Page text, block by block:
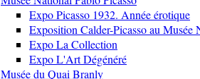
Expo Picasso 1932. Année érotique
Exposition Calder-Picasso au Musée
Expo La Collection
Expo L'Art Dégénéré
Musée du Quai Branly